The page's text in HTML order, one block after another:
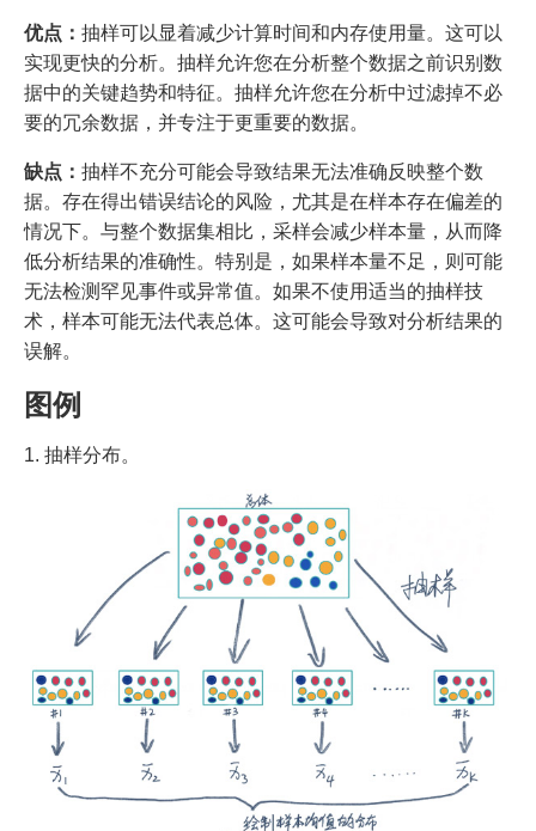
优点： 抽样可以显着减少计算时间和内存使用量。这可以
实现更快的分析。抽样允许您在分析整个数据之前识别数
据中的关键趋势和特征。抽样允许您在分析中过滤掉不必
要的冗余数据，并专注于更重要的数据。
缺点： 抽样不充分可能会导致结果无法准确反映整个数
据。存在得出错误结论的风险，尤其是在样本存在偏差的
情况下。与整个数据集相比，采样会减少样本量，从而降
低分析结果的准确性。特别是，如果样本量不足，则可能
无法检测罕见事件或异常值。如果不使用适当的抽样技
术，样本可能无法代表总体。这可能会导致对分析结果的
误解。
图例
1. 抽样分布。